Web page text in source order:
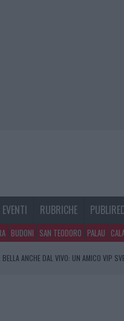
EVENTI RUBRICHE
BUDONI SAN TEODORO PALAU
ANCHE DAL VIVO: UN AMICO VIP